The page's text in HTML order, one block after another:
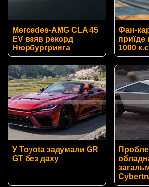
Mercedes-AMG CLA 45
EV взяв рекорд
Нюрбургринга
Фан-
приїде
1000
У Toyota задумали GR
GT без даху